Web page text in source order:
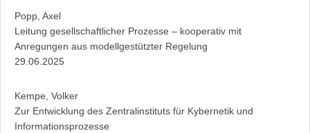
Popp, Axel
Leitung gesellschaftlicher Prozesse – kooperativ mit
Anregungen aus modellgestützter Regelung
29.06.2025
Kempe, Volker
Zur Entwicklung des Zentralinstituts für Kybernetik und
Informationsprozesse